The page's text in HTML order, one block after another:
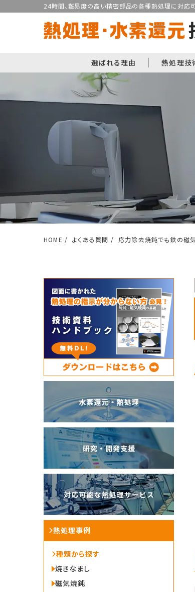
24時間、難易度の高い精密部品の各種熱処理に対応可
選ばれる理由
熱処理技
HOME よくある質問 応力除去焼鈍でも鉄の磁
熱処理事例
種類から探す
焼きなまし
磁気焼鈍